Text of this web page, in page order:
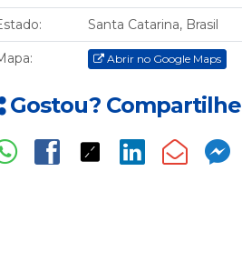
Santa Catarina, Brasil
Abrir no Google Maps
Gostou? Compartilhe